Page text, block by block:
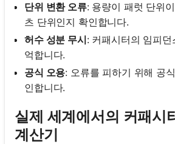
단위 변환 오류: 용량이 패럿 단위
츠 단위인지 확인합니다.
허수 성분 무시: 커패시터의 임피
억합니다.
공식 오용: 오류를 피하기 위해 공
인합니다.
실제 세계에서의 커패시
계산기